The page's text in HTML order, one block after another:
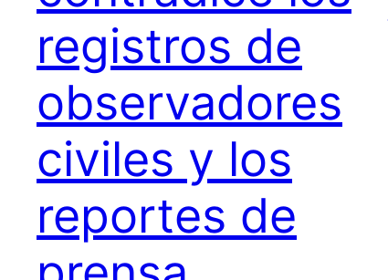
registros de
observadores
civiles y los
reportes de